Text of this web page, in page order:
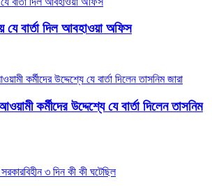
যে বার্তা দিল আবহাওয়া অফিস
কর্মীদের উদ্দেশ্যে যে বার্তা দিলেন তাসনিম